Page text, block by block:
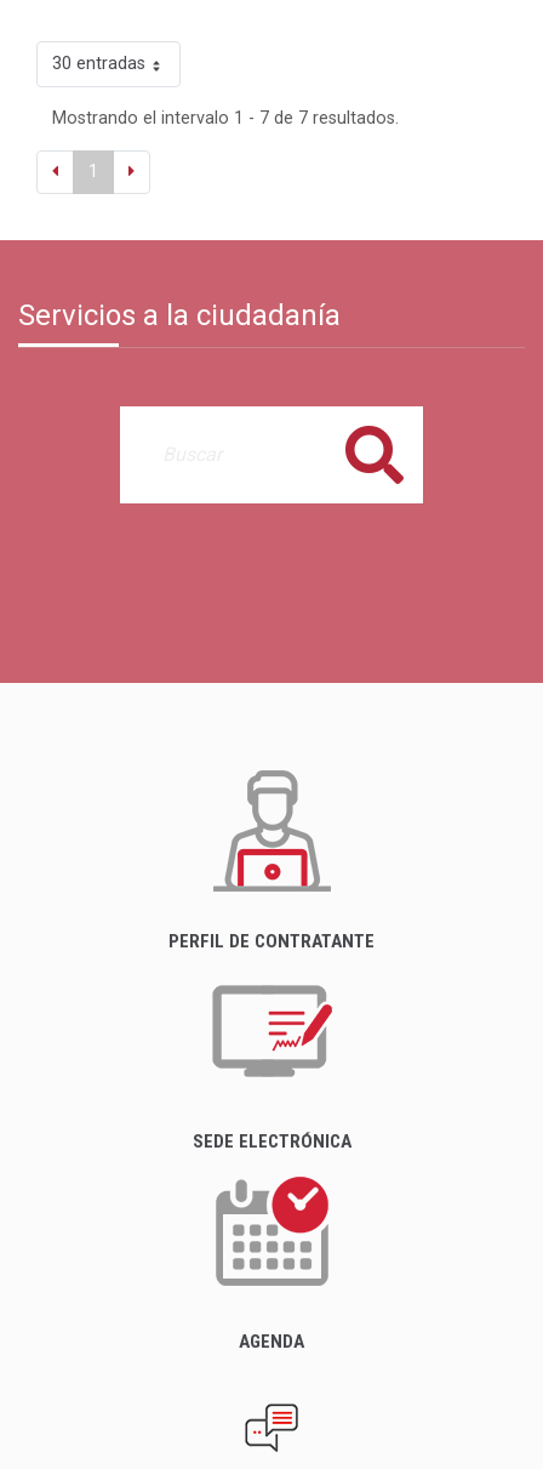
30 entradas
Mostrando el intervalo 1 - 7 de 7 resultados.
1
Servicios a la ciudadanía
Buscar
PERFIL DE CONTRATANTE
SEDE ELECTRÓNICA
AGENDA